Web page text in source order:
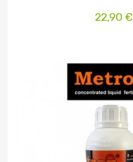
22,90 €